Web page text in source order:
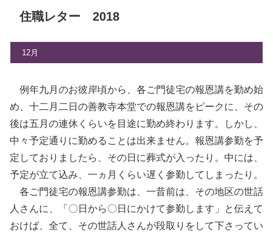
住職レター 2018
12月
例年九月のお彼岸頃から、各ご門徒宅の報恩講を勤め始
め、十二月二日の善教寺本堂での報恩講をピークに、その
後は五月の連休くらいを目途に勤め終わります。しかし、
中々予定通りに勤めることは出来ません。報恩講参勤を予
定しておりましたら、その日に葬式が入ったり。中には、
予定が立て込み、一ヵ月くらい遅く参勤してしまったり。
各ご門徒宅の報恩講参勤は、一昔前は、その地区の世話
人さんに、「〇日から〇日にかけて参勤します」と伝えて
おけば、全て、その世話人さんが段取りをして下さってい